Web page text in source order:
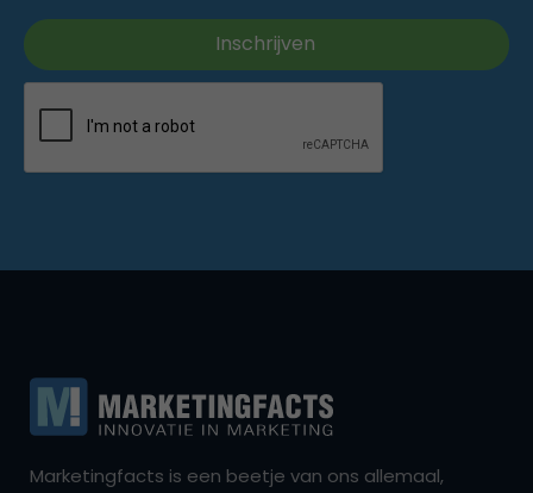
Marketingfacts is een beetje van ons allemaal,